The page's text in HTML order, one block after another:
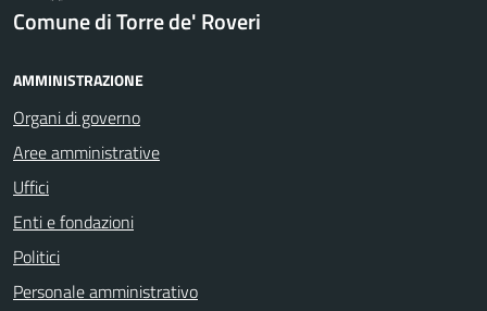
Comune di Torre de' Roveri
AMMINISTRAZIONE
Organi di governo
Aree amministrative
Uffici
Enti e fondazioni
Politici
Personale amministrativo